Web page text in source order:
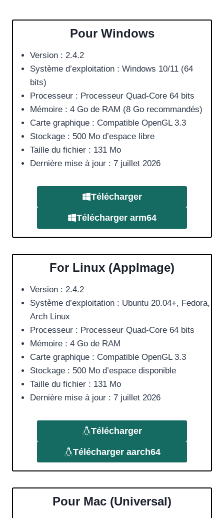
Pour Windows
Version : 2.4.2
Système d’exploitation : Windows 10/11 (64
bits)
Processeur : Processeur Quad-Core 64 bits
Mémoire : 4 Go de RAM (8 Go recommandés)
Carte graphique : Compatible OpenGL 3.3
Stockage : 500 Mo d’espace libre
Taille du fichier : 131 Mo
Dernière mise à jour : 7 juillet 2026
Télécharger
Télécharger arm64
For Linux (AppImage)
Version : 2.4.2
Système d’exploitation : Ubuntu 20.04+, Fedora,
Arch Linux
Processeur : Processeur Quad-Core 64 bits
Mémoire : 4 Go de RAM
Carte graphique : Compatible OpenGL 3.3
Stockage : 500 Mo d’espace disponible
Taille du fichier : 131 Mo
Dernière mise à jour : 7 juillet 2026
Télécharger
Télécharger aarch64
Pour Mac (Universal)